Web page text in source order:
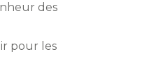
des
pour les